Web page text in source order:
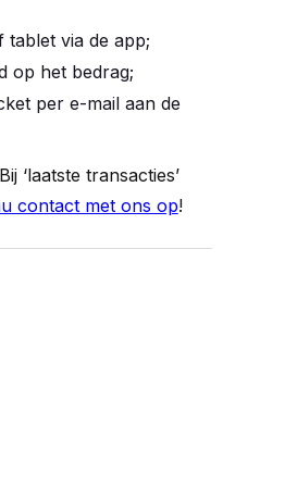
via de app;
op het bedrag;
per e-mail aan de
‘laatste transacties’
contact met ons op!